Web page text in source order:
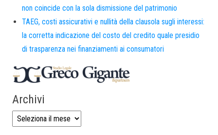
non coincide con la sola dismissione del patrimonio
TAEG, costi assicurativi e nullità della clausola sugli interessi:
la corretta indicazione del costo del credito quale presidio
di trasparenza nei finanziamenti ai consumatori
Archivi